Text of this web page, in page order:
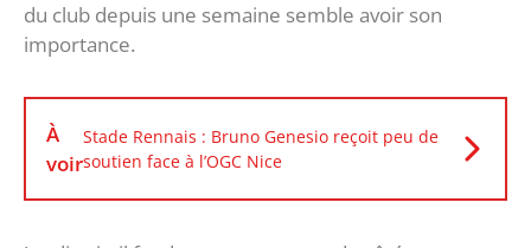
du club depuis une semaine semble avoir son
importance.
À
voir
Stade Rennais : Bruno Genesio reçoit peu de
soutien face à l’OGC Nice